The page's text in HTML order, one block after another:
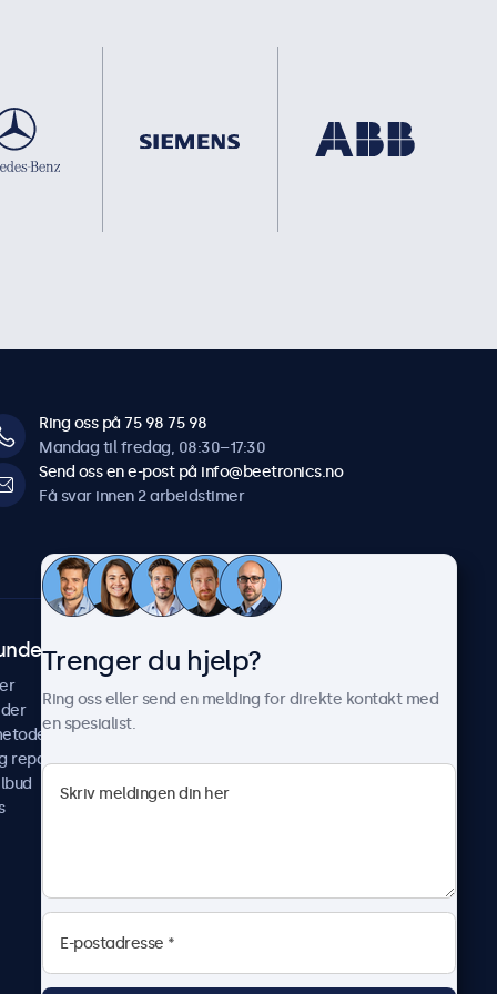
Ring oss på 75 98 75 98
Mandag til fredag, 08:30–17:30
Send oss en e-post på info@beetronics.no
Få svar innen 2 arbeidstimer
reparer
Om Beetronics
Nyheter & oppdateringer
Jobb med oss
Betingelser og vilkår
Trenger du hjelp?
Ring oss eller send en melding for direkte kontakt med
en spesialist.